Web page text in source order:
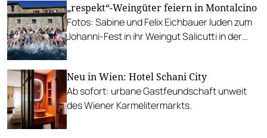
neue Maßstäbe setzen wird (FOTOS).
„respekt“-Weingüter feiern in Montalcino
Fotos: Sabine und Felix Eichbauer luden zum
Johanni-Fest in ihr Weingut Salicutti in der
Neu in Wien: Hotel Schani City
Ab sofort: urbane Gastfeundschaft unweit
des Wiener Karmelitermarkts.